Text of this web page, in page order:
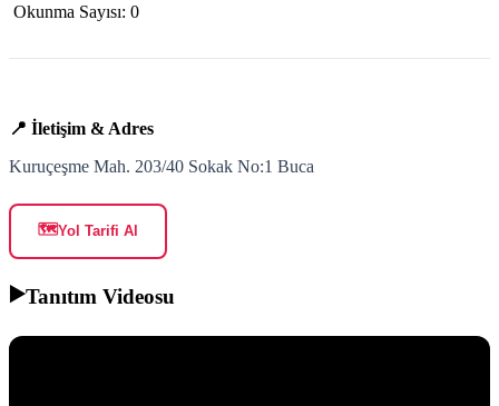
Okunma Sayısı: 0
📍 İletişim & Adres
Kuruçeşme Mah. 203/40 Sokak No:1 Buca
🗺️Yol Tarifi Al
▶️Tanıtım Videosu